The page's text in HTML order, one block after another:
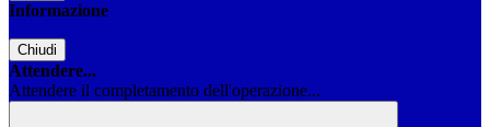
Informazione
Chiudi
Attendere...
Attendere il completamento dell'operazione...